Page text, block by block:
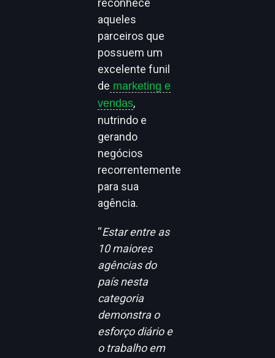
reconhece
aqueles
parceiros que
possuem um
excelente funil
de marketing e
vendas,
nutrindo e
gerando
negócios
recorrentemente
para sua
agência.
“Estar entre as
10 maiores
agências do
país nesta
categoria
demonstra o
esforço diário e
o trabalho em